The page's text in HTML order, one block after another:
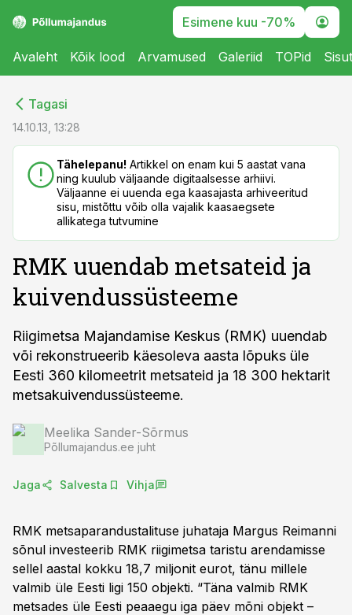
Esimene kuu -70%
Avaleht Kõik lood Arvamused Galeriid TOPid
Tagasi
14.10.13, 13:28
Tähelepanu! Artikkel on enam kui 5 aastat vana
ning kuulub väljaande digitaalsesse arhiivi.
Väljaanne ei uuenda ega kaasajasta arhiveeritud
sisu, mistõttu võib olla vajalik kaasaegsete
allikatega tutvumine
RMK uuendab metsateid ja
kuivendussüsteeme
Riigimetsa Majandamise Keskus (RMK) uuendab
või rekonstrueerib käesoleva aasta lõpuks üle
Eesti 360 kilomeetrit metsateid ja 18 300 hektarit
metsakuivendussüsteeme.
Meelika Sander-Sõrmus
Põllumajandus.ee juht
Jaga Salvesta Vihja
RMK metsaparandustalituse juhataja Margus Reimanni
sõnul investeerib RMK riigimetsa taristu arendamisse
sellel aastal kokku 18,7 miljonit eurot, tänu millele
valmib üle Eesti ligi 150 objekti. “Täna valmib RMK
metsades üle Eesti peaaegu iga päev mõni objekt –